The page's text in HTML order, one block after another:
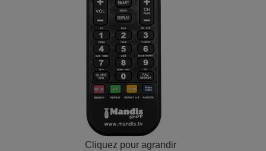
Cliquez pour agrandir